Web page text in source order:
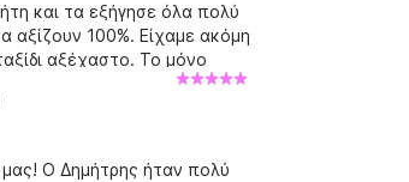
και τα εξήγησε όλα πολύ
100%. Είχαμε ακόμη
αξέχαστο. Το μόνο
προσδιοριζόταν στην
Ο Δημήτρης ήταν πολύ